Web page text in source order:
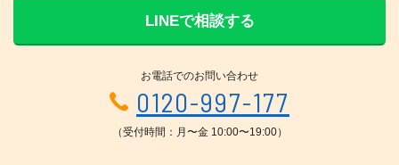
LINEで相談する
お電話でのお問い合わせ
0120-997-177
（受付時間：月〜金 10:00〜19:00）